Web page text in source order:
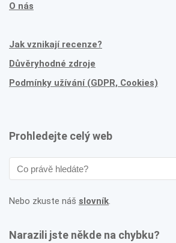
O nás
Jak vznikají recenze?
Důvěryhodné zdroje
Podmínky užívání (GDPR, Cookies)
Prohledejte celý web
Nebo zkuste náš slovník.
Narazili jste někde na chybku?